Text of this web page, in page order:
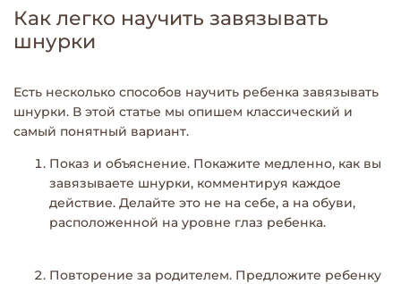
Как легко научить завязывать
шнурки
Есть несколько способов научить ребенка завязывать
шнурки. В этой статье мы опишем классический и
самый понятный вариант.
Показ и объяснение. Покажите медленно, как вы
завязываете шнурки, комментируя каждое
действие. Делайте это не на себе, а на обуви,
расположенной на уровне глаз ребенка.
Повторение за родителем. Предложите ребенку